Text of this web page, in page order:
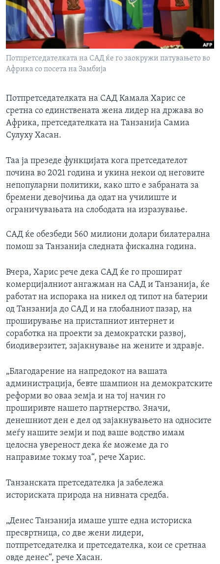
ИНТЕРВЈУА
Јазици
Потпретседателката на САД ќе го заокружи патувањето во
Африка со посета на Замбија
Потпретседателката на САД Камала Харис се
сретна со единствената жена лидер на држава во
Африка, претседателката на Танзанија Самиа
Сулуху Хасан.
Таа ја презеде функцијата кога претседателот
почина во 2021 година и укина некои од неговите
непопуларни политики, како што е забраната за
бремени девојчиња да одат на училиште и
ограничувањата на слободата на изразување.
САД ќе обезбеди 560 милиони долари билатерална
помош за Танзанија следната фискална година.
Вчера, Харис рече дека САД ќе го прошират
комерцијалниот ангажман на САД и Танзанија, ќе
работат на испорака на никел од типот на батерии
од Танзанија до САД и на глобалниот пазар, на
проширување на пристапниот интернет и
соработка на проекти за демократски развој,
биодиверзитет, зајакнување на жените и здравје.
„Благодарение на напредокот на вашата
администрација, бевте шампион на демократските
реформи во оваа земја и на тој начин го
проширивте нашето партнерство. Значи,
денешниот ден е дел од зајакнувањето на односите
меѓу нашите земји и под ваше водство имам
целосна увереност дека ќе можеме да го
направиме токму тоа“, рече Харис.
Танзанската претседателка ја забележа
историската природа на нивната средба.
„Денес Танзанија имаше уште една историска
пресвртница, со две жени лидери,
потпретседателка и претседателка, кои се сретнаа
овде денес“, рече Хасан.